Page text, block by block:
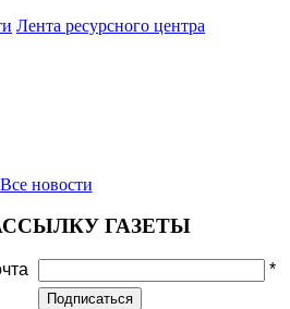
Лента ресурсного центра
Все новости
ГАЗЕТЫ
*
Подписаться